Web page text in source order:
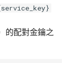
的配對金鑰之